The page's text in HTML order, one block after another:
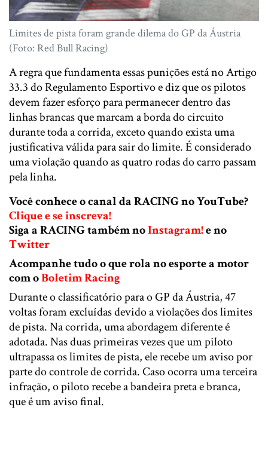
Limites de pista foram grande dilema do GP da Áustria
(Foto: Red Bull Racing)
A regra que fundamenta essas punições está no Artigo
33.3 do Regulamento Esportivo e diz que os pilotos
devem fazer esforço para permanecer dentro das
linhas brancas que marcam a borda do circuito
durante toda a corrida, exceto quando exista uma
justificativa válida para sair do limite. É considerado
uma violação quando as quatro rodas do carro passam
pela linha.
Você conhece o canal da RACING no YouTube?
Clique e se inscreva!
Siga a RACING também noInstagram!e no
Twitter
Acompanhe tudo o que rola no esporte a motor
com oBoletim Racing
Durante o classificatório para o GP da Áustria, 47
voltas foram excluídas devido a violações dos limites
de pista. Na corrida, uma abordagem diferente é
adotada. Nas duas primeiras vezes que um piloto
ultrapassa os limites de pista, ele recebe um aviso por
parte do controle de corrida. Caso ocorra uma terceira
infração, o piloto recebe a bandeira preta e branca,
que é um aviso final.